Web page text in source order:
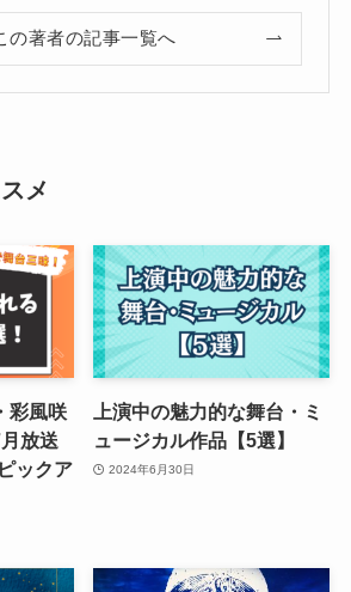
の著者の記事一覧へ
メ
彩風咲
放送
ックア
上演中の魅力的な舞台・ミ
ュージカル作品【5選】
2024年6月30日